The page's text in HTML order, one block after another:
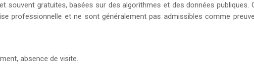
souvent gratuites, basées sur des algorithmes et des données
professionnelle et ne sont généralement pas admissibles comme
absence de visite.